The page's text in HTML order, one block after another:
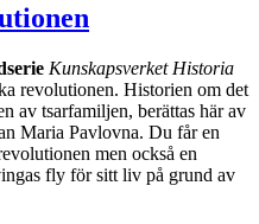
Kunskapsverket Historia
revolutionen. Historien om det
av tsarfamiljen, berättas här av
Maria Pavlovna. Du får en
men också en
fly för sitt liv på grund av